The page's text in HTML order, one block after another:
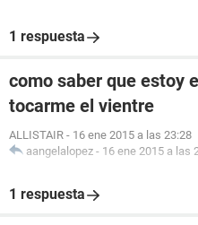
1 respuesta
como saber que estoy
tocarme el vientre
ALLISTAIR - 16 ene 2015 a las 23:28
aangelalopez - 16 ene 2015 a las
1 respuesta